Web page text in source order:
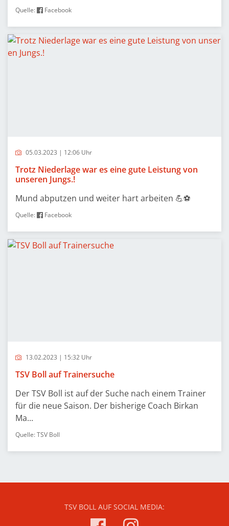
Quelle: Facebook
05.03.2023 | 12:06 Uhr
Trotz Niederlage war es eine gute Leistung von
unseren Jungs.!
Mund abputzen und weiter hart arbeiten 💪⚽️
Quelle: Facebook
13.02.2023 | 15:32 Uhr
TSV Boll auf Trainersuche
Der TSV Boll ist auf der Suche nach einem Trainer
für die neue Saison. Der bisherige Coach Birkan
Ma...
Quelle: TSV Boll
TSV BOLL AUF SOCIAL MEDIA: